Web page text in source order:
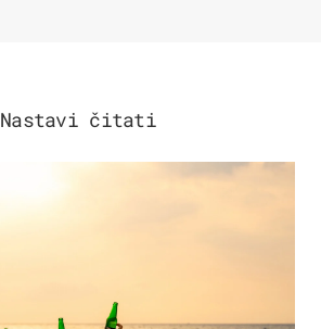
Nastavi čitati